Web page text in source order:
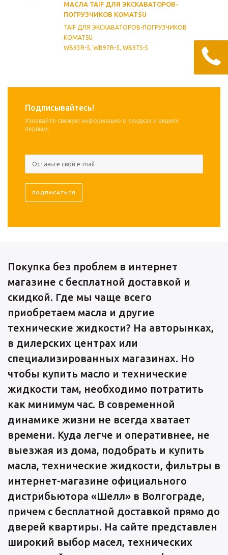
МАСЛА TAIF ДЛЯ ЭКСКАВАТОРОВ-
ПОГРУЗЧИКOВ KOMATSU
TAIF ДЛЯ ЭКСКАВАТОРОВ-ПОГРУЗЧИКOВ
KOMATSU
WB93R-5, WB97R-5, WB97S-5
Подписывайтесь!
Узнавайте свежую информацию о скидках и акциях
первым.
Покупка без проблем в интернет
магазине с бесплатной доставкой и
скидкой. Где мы чаще всего
приобретаем масла и другие
технические жидкости? На авторынках,
в дилерских центрах или
специализированных магазинах. Но
чтобы купить масло и технические
жидкости там, необходимо потратить
как минимум час. В современной
динамике жизни не всегда хватает
времени. Куда легче и оперативнее, не
выезжая из дома, подобрать и купить
масла, технические жидкости, фильтры в
интернет-магазине официального
дистрибьютора «Шелл» в Волгограде,
причем с бесплатной доставкой прямо до
дверей квартиры. На сайте представлен
широкий выбор масел, технических